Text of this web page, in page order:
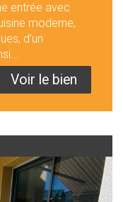
entrée avec
moderne,
d’un
Voir le bien